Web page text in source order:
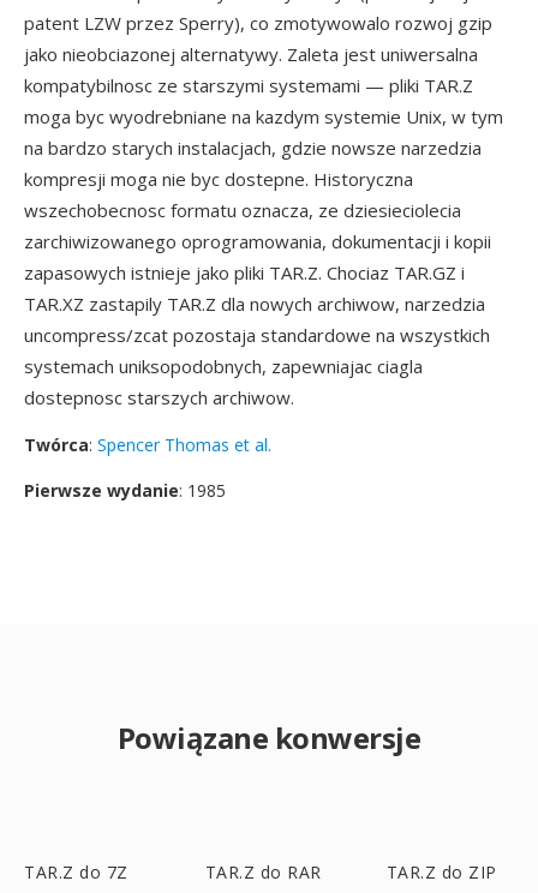
patent LZW przez Sperry), co zmotywowalo rozwoj gzip
jako nieobciazonej alternatywy. Zaleta jest uniwersalna
kompatybilnosc ze starszymi systemami — pliki TAR.Z
moga byc wyodrebniane na kazdym systemie Unix, w tym
na bardzo starych instalacjach, gdzie nowsze narzedzia
kompresji moga nie byc dostepne. Historyczna
wszechobecnosc formatu oznacza, ze dziesieciolecia
zarchiwizowanego oprogramowania, dokumentacji i kopii
zapasowych istnieje jako pliki TAR.Z. Chociaz TAR.GZ i
TAR.XZ zastapily TAR.Z dla nowych archiwow, narzedzia
uncompress/zcat pozostaja standardowe na wszystkich
systemach uniksopodobnych, zapewniajac ciagla
dostepnosc starszych archiwow.
Twórca: Spencer Thomas et al.
Pierwsze wydanie: 1985
Powiązane konwersje
TAR.Z do 7Z TAR.Z do RAR TAR.Z do ZIP